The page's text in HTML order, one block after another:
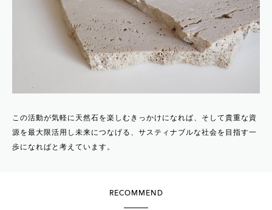
この活動が気軽に天然石を楽しむきっかけになれば、そして貴重な資
源を最大限活用し未来につなげる、サスティナブルな社会を目指す一
歩になればと考えています。
RECOMMEND